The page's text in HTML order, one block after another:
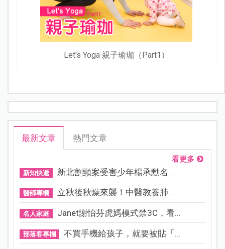
Let's Yoga 親子瑜珈（Part1）
最新文章 熱門文章
看更多
新知快遞 新北割頸案受害少年楊承勳名...
醫師專欄 立秋後秋燥來襲！中醫教養肺...
名人家庭 Janet謝怡芬虎媽模式禁3C，看...
部落客專欄 不買手機給孩子，就要被貼「...